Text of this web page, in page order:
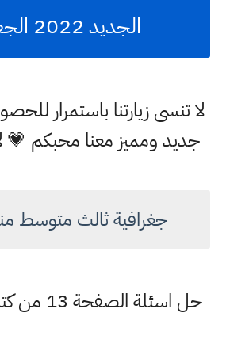
الجديد 2022 الجغرافية
لا تنسى زيارتنا باستمرار
جديد ومميز معنا محبكم 💗
جغرافية ثالث متوسط منهج
حل اسئلة الصفحة 13 من كتاب الاجتماعيات